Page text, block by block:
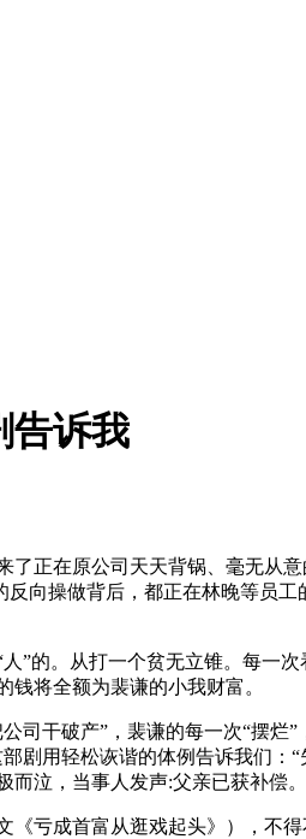
告诉我
在原公司天天背锅、毫无从意
向操做背后，都正在林晚等员
。从打一个贫无立锥。每一
将全额为裴谦的小我财富。
干破产”，裴谦的每一次“摆烂”
用轻松诙谐的体例告诉我们：
泣，当事人发声:父亲已获补偿。
成首富从逛戏起头》），不